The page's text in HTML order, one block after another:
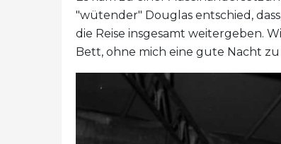
"wütender" Douglas entschied,
die Reise insgesamt weitergeben.
Bett, ohne mich eine gute Nacht zu